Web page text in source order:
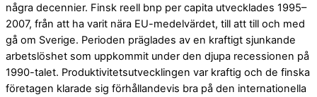
några decennier. Finsk reell bnp per capita utvecklades 1995–
2007, från att ha varit nära EU-medelvärdet, till att till och med
gå om Sverige. Perioden präglades av en kraftigt sjunkande
arbetslöshet som uppkommit under den djupa recessionen på
1990-talet. Produktivitetsutvecklingen var kraftig och de finska
företagen klarade sig förhållandevis bra på den internationella